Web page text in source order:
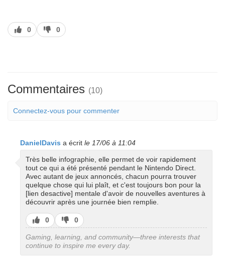
J’aime
0
J’aime
pas
0
Commentaires (10)
Connectez-vous pour commenter
DanielDavis a écrit le 17/06 à 11:04
Très belle infographie, elle permet de voir rapidement
tout ce qui a été présenté pendant le Nintendo Direct.
Avec autant de jeux annoncés, chacun pourra trouver
quelque chose qui lui plaît, et c'est toujours bon pour la
[lien desactive] mentale d'avoir de nouvelles aventures à
découvrir après une journée bien remplie.
J’aime
0
J’aime
pas
0
Gaming, learning, and community—three interests that
continue to inspire me every day.